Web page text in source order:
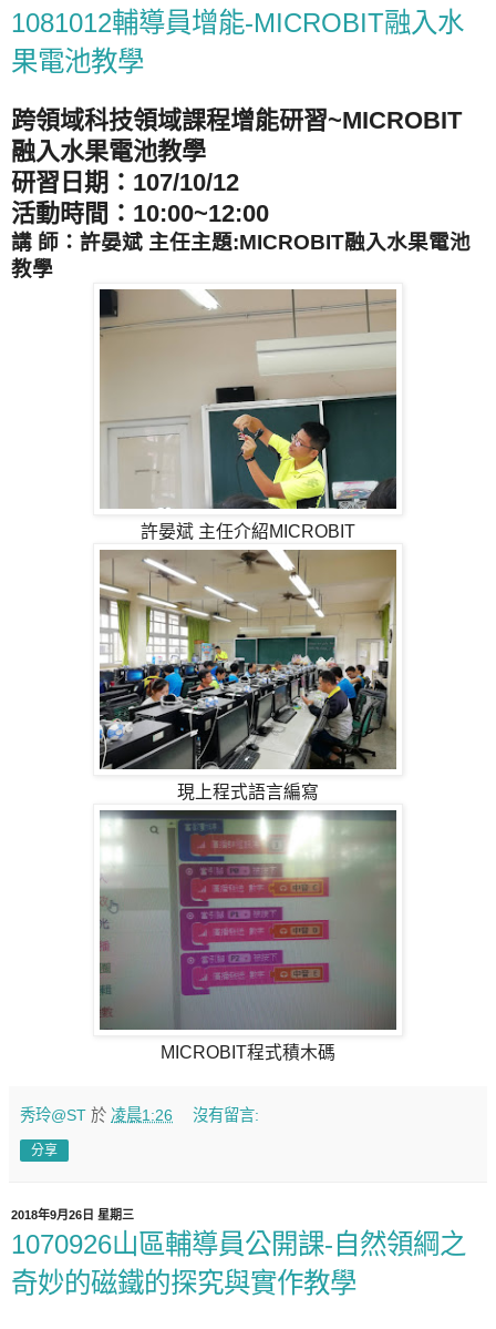
1081012輔導員增能-MICROBIT融入水
果電池教學
跨領域科技領域課程增能研習~MICROBIT
融入水果電池教學
研習日期：107/10/12
活動時間：10:00~12:00
講 師：許晏斌 主任主題:MICROBIT融入水果電池
教學
許晏斌 主任介紹MICROBIT
現上程式語言編寫
MICROBIT程式積木碼
秀玲@ST 於 凌晨1:26 沒有留言:
分享
2018年9月26日 星期三
1070926山區輔導員公開課-自然領綱之
奇妙的磁鐵的探究與實作教學